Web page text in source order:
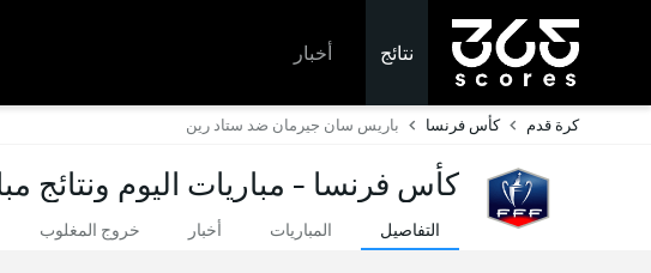
نتائج أخبار
كرة قدم كأس فرنسا باريس سان جيرمان ضد ستاد رين
كأس فرنسا - مباريات اليوم ونتائج
التفاصيل المباريات أخبار خروج المغلوب